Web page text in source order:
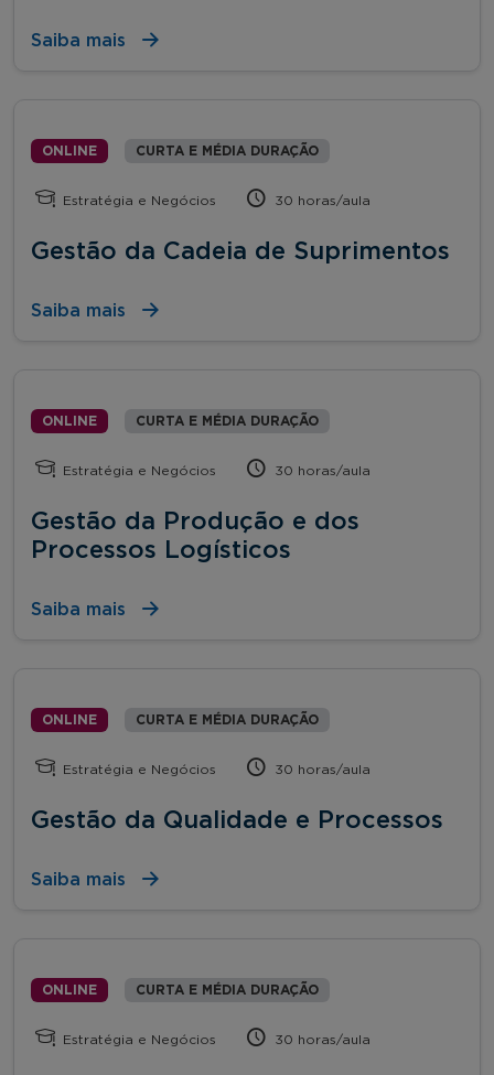
Saiba mais
ONLINE CURTA E MÉDIA DURAÇÃO
Estratégia e Negócios 30 horas/aula
Gestão da Cadeia de Suprimentos
Saiba mais
ONLINE CURTA E MÉDIA DURAÇÃO
Estratégia e Negócios 30 horas/aula
Gestão da Produção e dos
Processos Logísticos
Saiba mais
ONLINE CURTA E MÉDIA DURAÇÃO
Estratégia e Negócios 30 horas/aula
Gestão da Qualidade e Processos
Saiba mais
ONLINE CURTA E MÉDIA DURAÇÃO
Estratégia e Negócios 30 horas/aula